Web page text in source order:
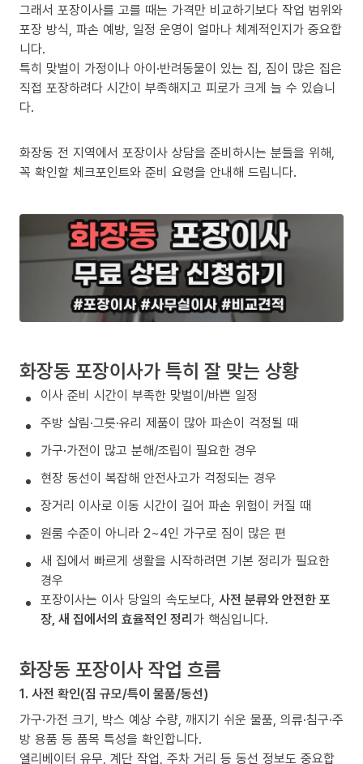
그래서 포장이사를 고를 때는 가격만 비교하기보다 작업 범위와
포장 방식, 파손 예방, 일정 운영이 얼마나 체계적인지가 중요합
니다.
특히 맞벌이 가정이나 아이·반려동물이 있는 집, 짐이 많은 집은
직접 포장하려다 시간이 부족해지고 피로가 크게 늘 수 있습니
다.
화장동 전 지역에서 포장이사 상담을 준비하시는 분들을 위해,
꼭 확인할 체크포인트와 준비 요령을 안내해 드립니다.
화장동 포장이사가 특히 잘 맞는 상황
이사 준비 시간이 부족한 맞벌이/바쁜 일정
주방 살림·그릇·유리 제품이 많아 파손이 걱정될 때
가구·가전이 많고 분해/조립이 필요한 경우
현장 동선이 복잡해 안전사고가 걱정되는 경우
장거리 이사로 이동 시간이 길어 파손 위험이 커질 때
원룸 수준이 아니라 2~4인 가구로 짐이 많은 편
새 집에서 빠르게 생활을 시작하려면 기본 정리가 필요한
경우
포장이사는 이사 당일의 속도보다, 사전 분류와 안전한 포
장, 새 집에서의 효율적인 정리가 핵심입니다.
화장동 포장이사 작업 흐름
1. 사전 확인(짐 규모/특이 물품/동선)
가구·가전 크기, 박스 예상 수량, 깨지기 쉬운 물품, 의류·침구·주
방 용품 등 품목 특성을 확인합니다.
엘리베이터 유무, 계단 작업, 주차 거리 등 동선 정보도 중요합